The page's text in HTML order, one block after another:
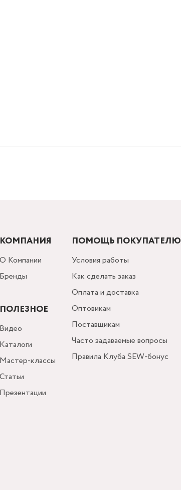
КОМПАНИЯ
О Компании
Бренды
ПОЛЕЗНОЕ
Видео
Каталоги
Мастер-классы
Статьи
Презентации
ПОМОЩЬ ПОКУПАТЕЛЮ
Условия работы
Как сделать заказ
Оплата и доставка
Оптовикам
Поставщикам
Часто задаваемые вопросы
Правила Клуба SEW-бонус